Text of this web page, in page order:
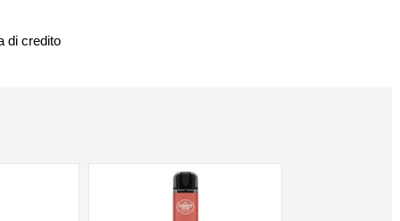
di credito
NON DISPONIBILE